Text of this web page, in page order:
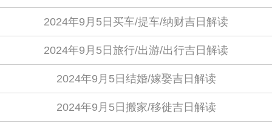
2024年9月5日买车/提车/纳财吉日解读
2024年9月5日旅行/出游/出行吉日解读
2024年9月5日结婚/嫁娶吉日解读
2024年9月5日搬家/移徙吉日解读